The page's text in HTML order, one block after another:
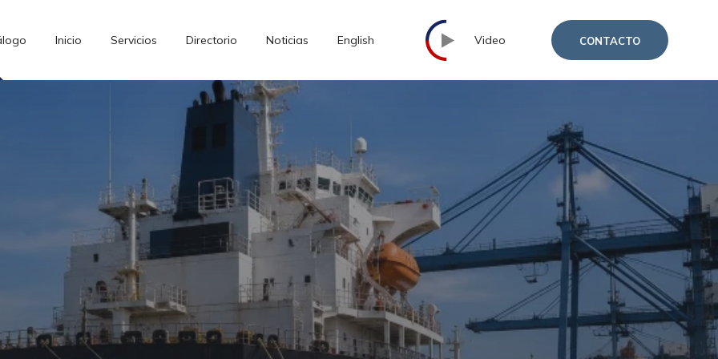
Inicio Servicios Directorio Noticias English Video CONTACTO